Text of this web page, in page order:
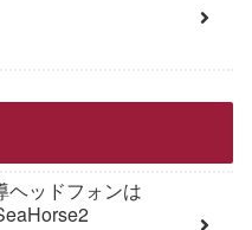
ヘッドフォンは